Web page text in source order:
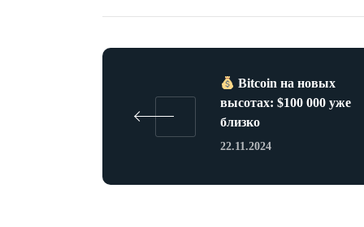
Bitcoin на новых
высотах: $100 000 уже
близко
22.11.2024